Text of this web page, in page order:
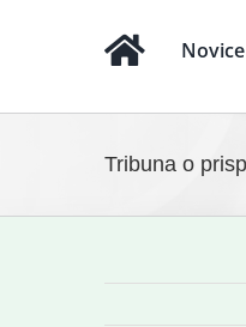
Novice
Tribuna o